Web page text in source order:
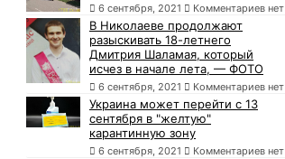
6 сентября, 2021 Комментариев нет
В Николаеве продолжают
разыскивать 18-летнего
Дмитрия Шаламая, который
исчез в начале лета, — ФОТО
6 сентября, 2021 Комментариев нет
Украина может перейти с 13
сентября в "желтую"
карантинную зону
6 сентября, 2021 Комментариев нет